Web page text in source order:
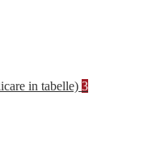
in tabelle) 3